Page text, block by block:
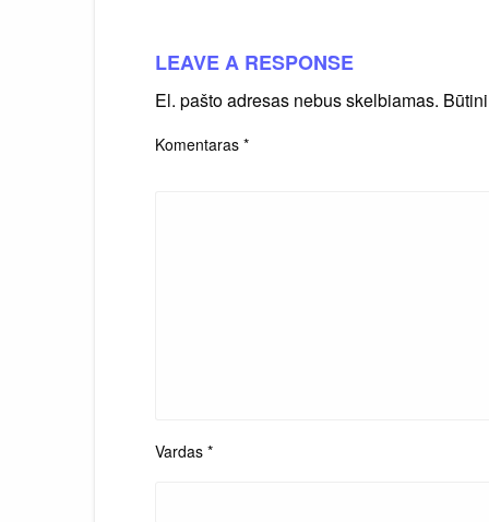
LEAVE A RESPONSE
El. pašto adresas nebus skelbiamas.
Komentaras *
Vardas *